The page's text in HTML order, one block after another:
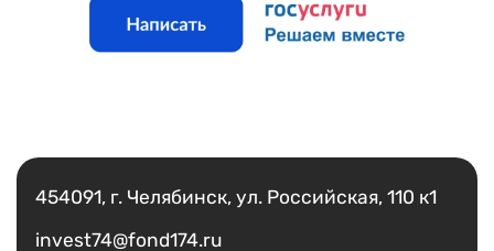
454091, г. Челябинск, ул. Российская, 110 к1
invest74@fond174.ru